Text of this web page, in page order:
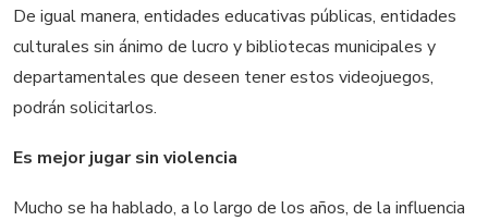
De igual manera, entidades educativas públicas, entidades
culturales sin ánimo de lucro y bibliotecas municipales y
departamentales que deseen tener estos videojuegos,
podrán solicitarlos.
Es mejor jugar sin violencia
Mucho se ha hablado, a lo largo de los años, de la influencia